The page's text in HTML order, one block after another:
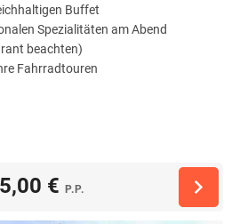
Buffet
Spezialitäten am Abend
beachten)
Fahrradtouren
€ P.P.